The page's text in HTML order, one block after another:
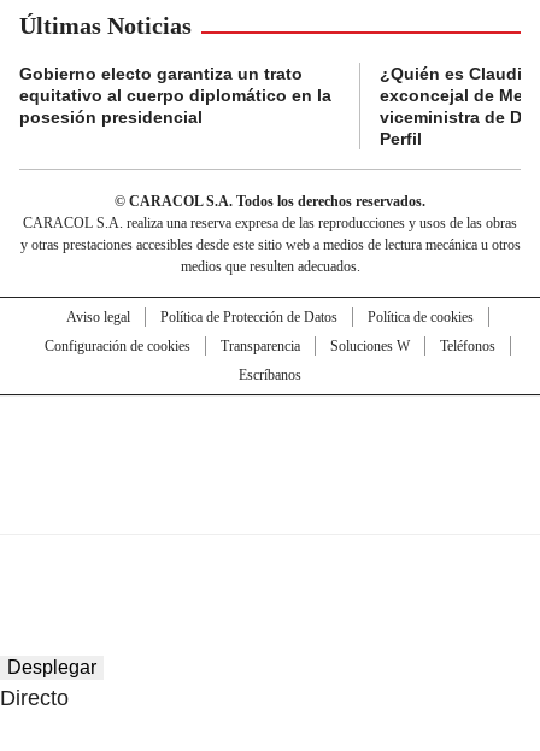
Últimas Noticias
Gobierno electo garantiza un trato
equitativo al cuerpo diplomático en la
posesión presidencial
¿Quién es Claudia
exconcejal de
viceministra de
Perfil
© CARACOL S.A. Todos los derechos reservados.
CARACOL S.A. realiza una reserva expresa de las reproducciones y usos de las obras
y otras prestaciones accesibles desde este sitio web a medios de lectura mecánica u otros
medios que resulten adecuados.
Aviso legal Política de Protección de Datos
Política de cookies
Configuración de cookies
Transparencia Soluciones W
Teléfonos
Escríbanos
Desplegar
Directo